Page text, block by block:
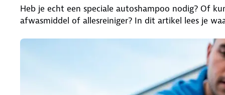
Heb je echt een speciale autoshampoo nodig? Of
afwasmiddel of allesreiniger? In dit artikel lees je